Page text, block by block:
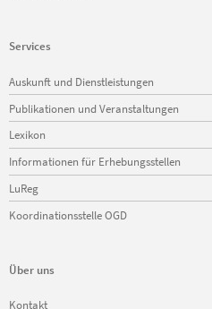
Services
Navigation
überspringen
Auskunft und Dienstleistungen
Publikationen und Veranstaltungen
Lexikon
Informationen für Erhebungsstellen
LuReg
Koordinationsstelle OGD
Über uns
Navigation
Kontakt